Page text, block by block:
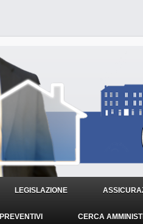
LEGISLAZIONE
PREVENTIVI CERCA